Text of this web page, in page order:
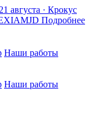
августа · Крокус
Подробнее
Наши работы
Наши работы